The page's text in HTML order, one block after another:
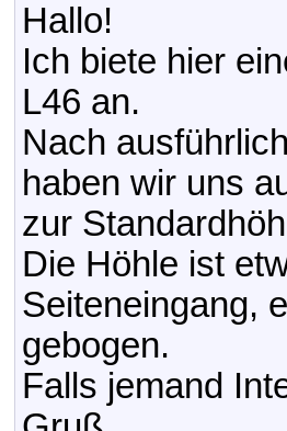
Hallo!
Ich biete hier
L46 an.
Nach
haben wir uns
zur
Die Höhle ist
Seiteneingang,
gebogen.
Falls jemand